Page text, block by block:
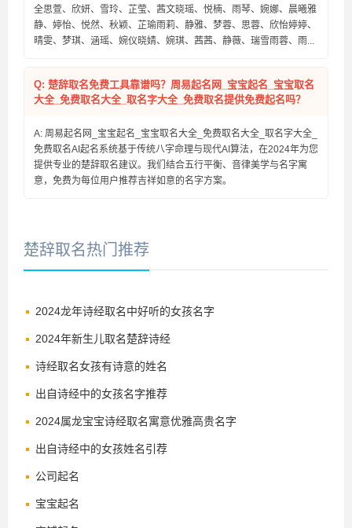
全思萱、欣妍、雪玲、芷莹、茜文晓瑶、悦楠、雨琴、婉娜、晨曦雅
静、婷怡、悦然、秋颖、芷瑜雨莉、静雅、梦蓉、思蓉、欣怡婷婷、
晴雯、梦琪、涵瑶、婉仪晓婧、婉琪、茜茜、静薇、瑞雪雨蓉、雨...
Q: 楚辞取名免费工具靠谱吗？周易起名网_宝宝起名_宝宝取名
大全_免费取名大全_取名字大全_免费取名提供免费起名吗？
A: 周易起名网_宝宝起名_宝宝取名大全_免费取名大全_取名字大全_
免费取名AI起名系统基于传统八字命理与现代AI算法，在2024年为您
提供专业的楚辞取名建议。我们结合五行平衡、音律美学与名字寓
意，免费为每位用户推荐吉祥如意的名字方案。
楚辞取名热门推荐
2024龙年诗经取名中好听的女孩名字
2024年新生儿取名楚辞诗经
诗经取名女孩有诗意的姓名
出自诗经中的女孩名字推荐
2024属龙宝宝诗经取名寓意优雅高贵名字
出自诗经中的女孩姓名引荐
公司起名
宝宝起名